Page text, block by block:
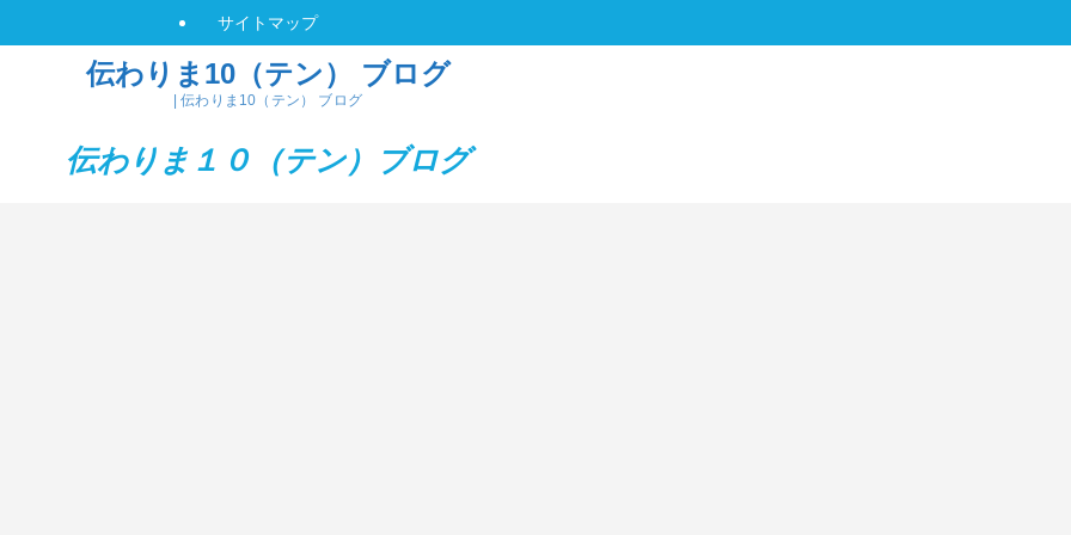
伝わりま10（テン） ブログ
| 伝わりま10（テン） ブログ
サイトマップ
伝わりま１０（テン） ブログ